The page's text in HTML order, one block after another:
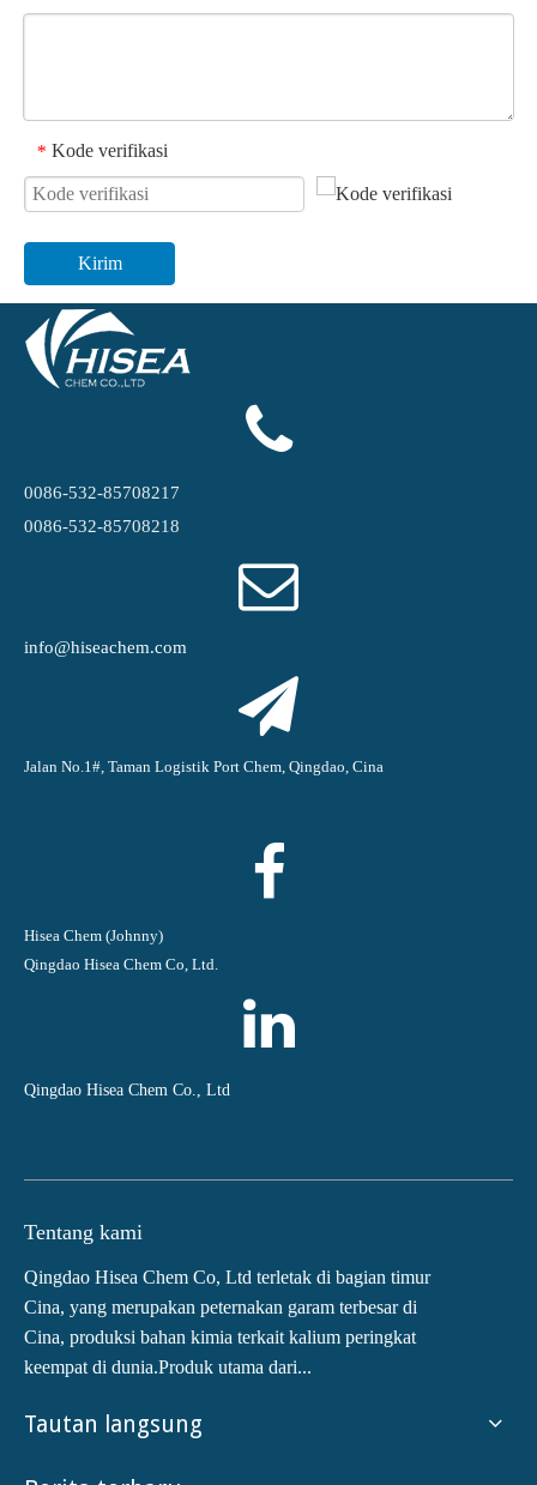
* Kode verifikasi
Kirim
0086-532-85708217
0086-532-85708218
info@hiseachem.com
Jalan No.1#, Taman Logistik Port Chem, Qingdao, Cina
Hisea Chem (Johnny)
Qingdao Hisea Chem Co, Ltd.
Qingdao Hisea Chem Co., Ltd
Tentang kami
Qingdao Hisea Chem Co, Ltd terletak di bagian timur
Cina, yang merupakan peternakan garam terbesar di
Cina, produksi bahan kimia terkait kalium peringkat
keempat di dunia.Produk utama dari...
Tautan langsung